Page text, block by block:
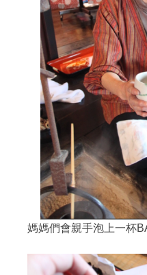
媽媽們會親手泡上一杯